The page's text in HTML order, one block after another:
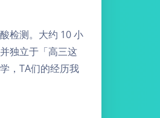
检测。大约 10 小
独立于「高三这
，TA们的经历我